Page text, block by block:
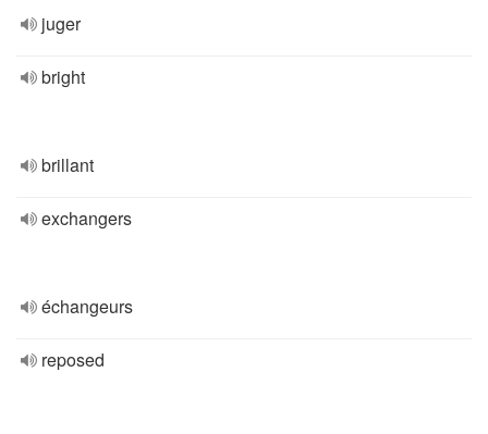
juger
bright
brillant
exchangers
échangeurs
reposed